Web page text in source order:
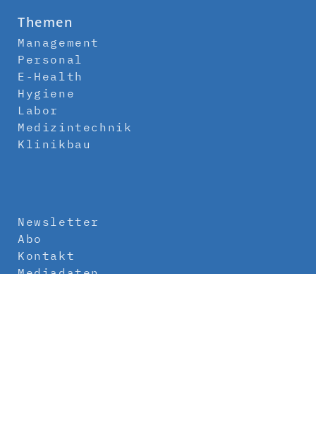
Themen
Management
Personal
E-Health
Hygiene
Labor
Medizintechnik
Klinikbau
Newsletter
Abo
Kontakt
Mediadaten